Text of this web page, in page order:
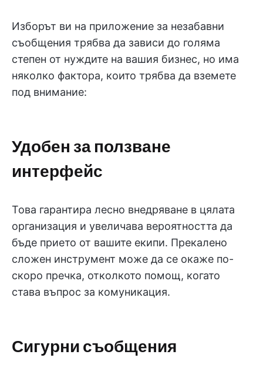
Изборът ви на приложение за незабавни
съобщения трябва да зависи до голяма
степен от нуждите на вашия бизнес, но има
няколко фактора, които трябва да вземете
под внимание:
Удобен за ползване
интерфейс
Това гарантира лесно внедряване в цялата
организация и увеличава вероятността да
бъде прието от вашите екипи. Прекалено
сложен инструмент може да се окаже по-
скоро пречка, отколкото помощ, когато
става въпрос за комуникация.
Сигурни съобщения